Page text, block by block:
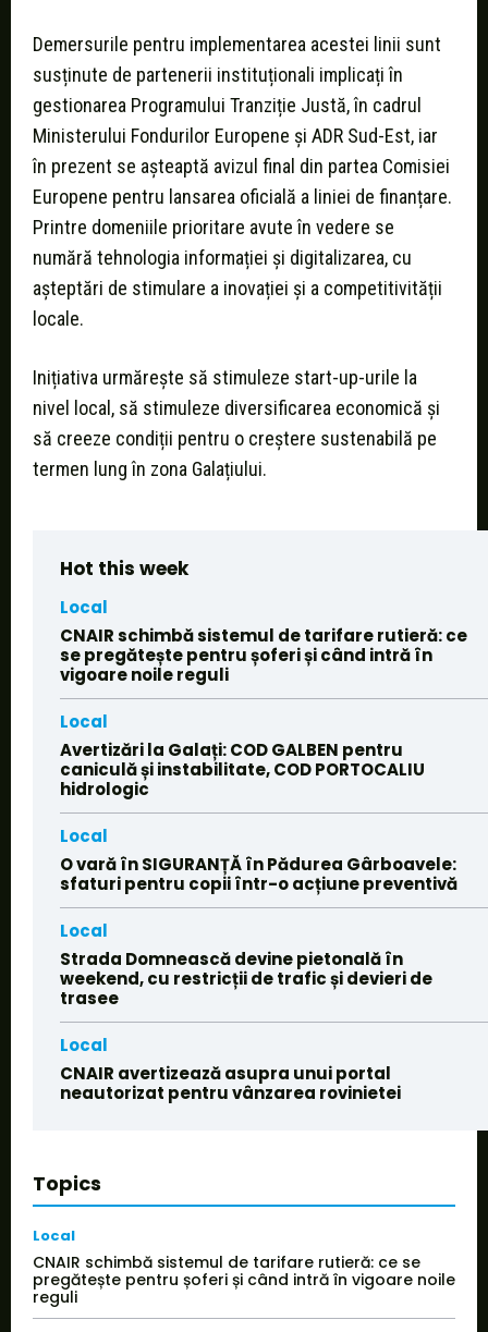
Demersurile pentru implementarea acestei linii sunt
susținute de partenerii instituționali implicați în
gestionarea Programului Tranziție Justă, în cadrul
Ministerului Fondurilor Europene și ADR Sud-Est, iar
în prezent se așteaptă avizul final din partea Comisiei
Europene pentru lansarea oficială a liniei de finanțare.
Printre domeniile prioritare avute în vedere se
numără tehnologia informației și digitalizarea, cu
așteptări de stimulare a inovației și a competitivității
locale.
Inițiativa urmărește să stimuleze start-up-urile la
nivel local, să stimuleze diversificarea economică și
să creeze condiții pentru o creștere sustenabilă pe
termen lung în zona Galațiului.
Hot this week
Local
CNAIR schimbă sistemul de tarifare rutieră: ce
se pregătește pentru șoferi și când intră în
vigoare noile reguli
Local
Avertizări la Galați: COD GALBEN pentru
caniculă și instabilitate, COD PORTOCALIU
hidrologic
Local
O vară în SIGURANȚĂ în Pădurea Gârboavele:
sfaturi pentru copii într-o acțiune preventivă
Local
Strada Domnească devine pietonală în
weekend, cu restricții de trafic și devieri de
trasee
Local
CNAIR avertizează asupra unui portal
neautorizat pentru vânzarea rovinietei
Topics
Local
CNAIR schimbă sistemul de tarifare rutieră: ce se
pregătește pentru șoferi și când intră în vigoare noile
reguli